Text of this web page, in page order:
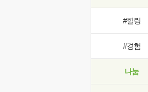
#힐링
#경험
나눔